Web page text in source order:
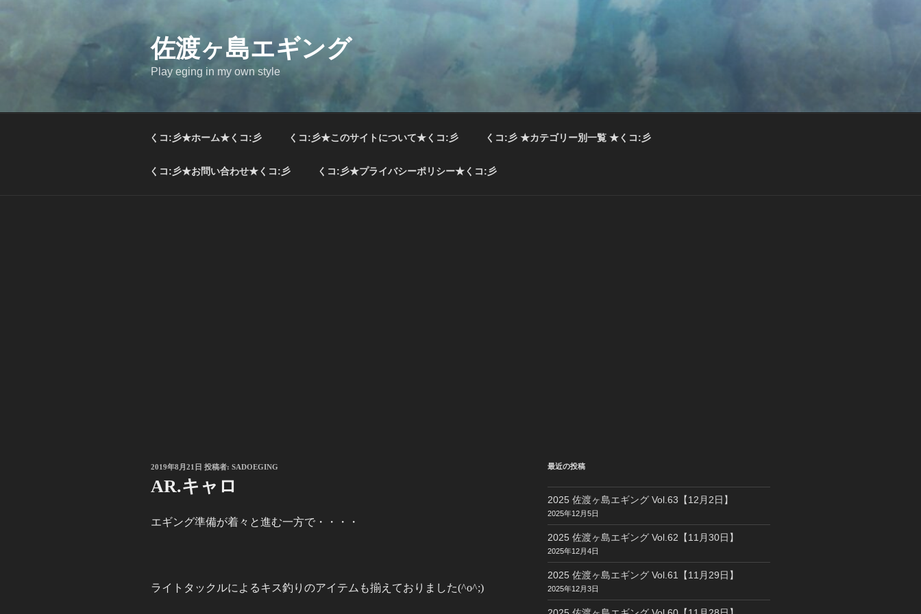
佐渡ヶ島エギング
Play eging in my own style
くコ:彡★ホーム★くコ:彡 くコ:彡★このサイトについて★くコ:彡 くコ:彡 ★カテゴリー別一覧 ★くコ:彡
くコ:彡★お問い合わせ★くコ:彡 くコ:彡★プライバシーポリシー★くコ:彡
投
日:
2019年8月21日 投稿者: SADOEGING
AR.キャロ
エギング準備が着々と進む一方で・・・・
ライトタックルによるキス釣りのアイテムも揃えておりました(^o^;)
最近の投稿
2025 佐渡ヶ島エギング Vol.63【12月2日】
2025年12月5日
2025 佐渡ヶ島エギング Vol.62【11月30日】
2025年12月4日
2025 佐渡ヶ島エギング Vol.61【11月29日】
2025年12月3日